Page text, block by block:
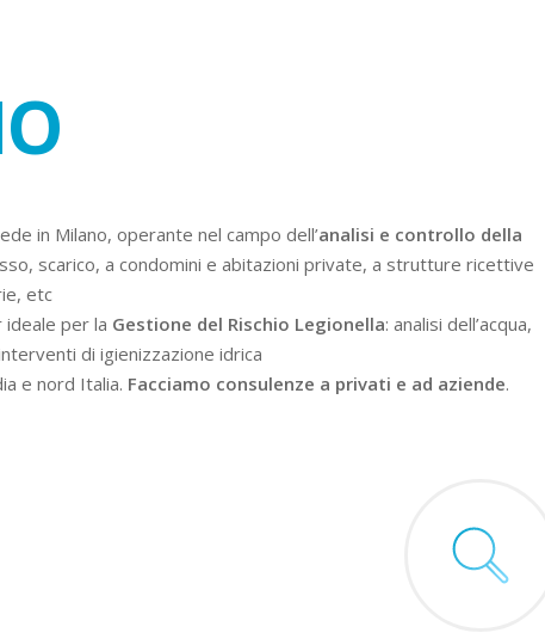
in Milano, operante nel campo dell’analisi e controllo della
scarico, a condomini e abitazioni private, a strutture ricettive
etc
per la Gestione del Rischio Legionella: analisi dell’acqua,
di igienizzazione idrica
e nord Italia. Facciamo consulenze a privati e ad aziende.